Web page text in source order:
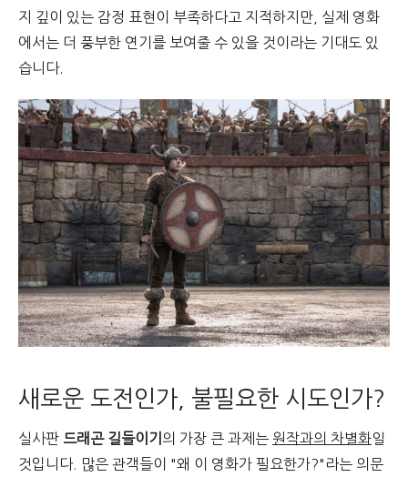
지 깊이 있는 감정 표현이 부족하다고 지적하지만, 실제 영화
에서는 더 풍부한 연기를 보여줄 수 있을 것이라는 기대도 있
습니다.
새로운 도전인가, 불필요한 시도인가?
실사판 드래곤 길들이기 의 가장 큰 과제는 원작과의 차별화일
것입니다. 많은 관객들이 "왜 이 영화가 필요한가?"라는 의문